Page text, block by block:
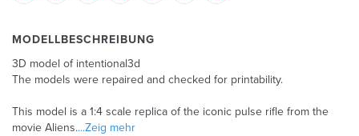
MODELLBESCHREIBUNG
3D model of intentional3d
The models were repaired and checked for printability.
This model is a 1:4 scale replica of the iconic pulse rifle from the
movie Aliens....Zeig mehr